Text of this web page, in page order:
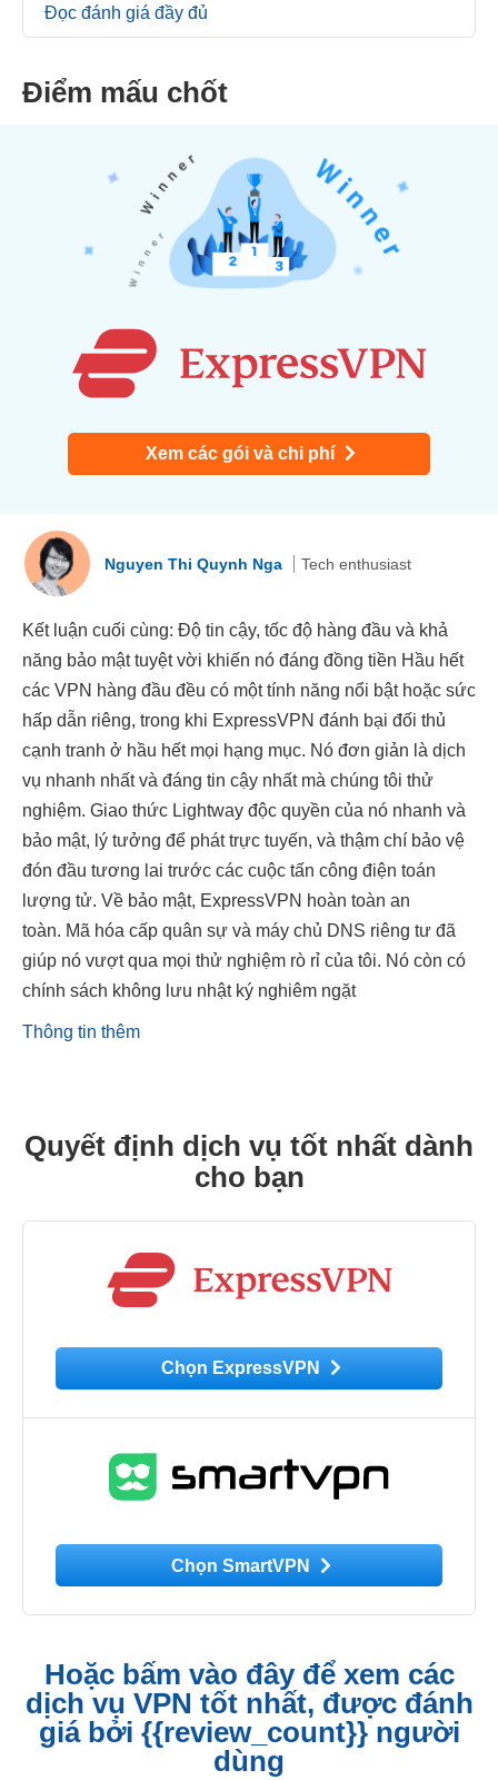
Đọc đánh giá đầy đủ
Điểm mấu chốt
Xem các gói và chi phí
Nguyen Thi Quynh Nga Tech enthusiast
Kết luận cuối cùng: Độ tin cậy, tốc độ hàng đầu và khả
năng bảo mật tuyệt vời khiến nó đáng đồng tiền Hầu hết
các VPN hàng đầu đều có một tính năng nổi bật hoặc sức
hấp dẫn riêng, trong khi ExpressVPN đánh bại đối thủ
cạnh tranh ở hầu hết mọi hạng mục. Nó đơn giản là dịch
vụ nhanh nhất và đáng tin cậy nhất mà chúng tôi thử
nghiệm. Giao thức Lightway độc quyền của nó nhanh và
bảo mật, lý tưởng để phát trực tuyến, và thậm chí bảo vệ
đón đầu tương lai trước các cuộc tấn công điện toán
lượng tử. Về bảo mật, ExpressVPN hoàn toàn an
toàn. Mã hóa cấp quân sự và máy chủ DNS riêng tư đã
giúp nó vượt qua mọi thử nghiệm rò rỉ của tôi. Nó còn có
chính sách không lưu nhật ký nghiêm ngặt
Thông tin thêm
Quyết định dịch vụ tốt nhất dành
cho bạn
Chọn ExpressVPN
Chọn SmartVPN
Hoặc bấm vào đây để xem các
dịch vụ VPN tốt nhất, được đánh
giá bởi {{review_count}} người
dùng